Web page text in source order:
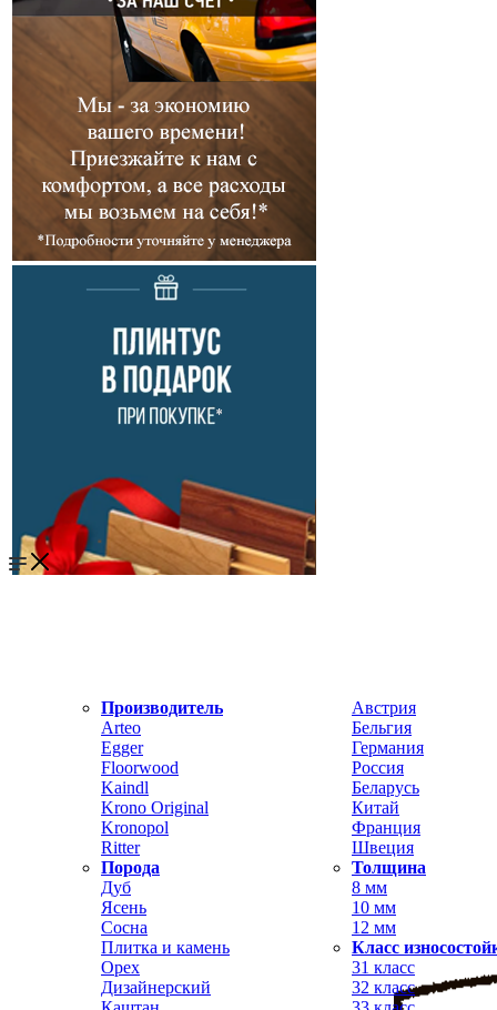
Производитель
Arteo
Egger
Floorwood
Kaindl
Krono Original
Kronopol
Ritter
Порода
Дуб
Ясень
Сосна
Плитка и камень
Орех
Дизайнерский
Австрия
Бельгия
Германия
Россия
Беларусь
Китай
Франция
Швеция
Толщина
8 мм
10 мм
12 мм
Класс
31 класс
32 класс